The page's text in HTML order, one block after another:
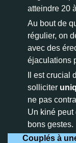
atteindre 20
Au bout de
régulier, on
avec des
éjaculations
Il est crucial
solliciter
ne pas
Un kiné peut
bons gestes.
Couplés à